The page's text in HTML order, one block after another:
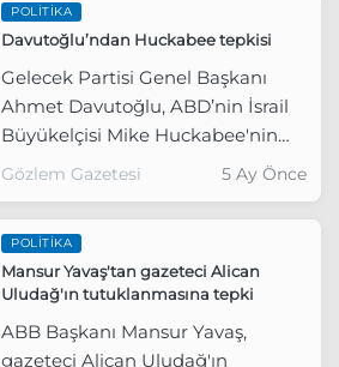
POLITIKA
Davutoğlu’ndan Huckabee tepkisi
Gelecek Partisi Genel Başkanı
Ahmet Davutoğlu, ABD’nin İsrail
Büyükelçisi Mike Huckabee'nin
açıklamaları üzerine Yeni Yol
ettiklerini ancak iktidarın
önergeyi reddettiğini duyurdu.
Gözlem Gazetesi 5 Ay Önce
POLITIKA
Mansur Yavaş'tan gazeteci Alican
Uludağ'ın tutuklanmasına tepki
ABB Başkanı Mansur Yavaş,
gazeteci Alican Uludağ'ın